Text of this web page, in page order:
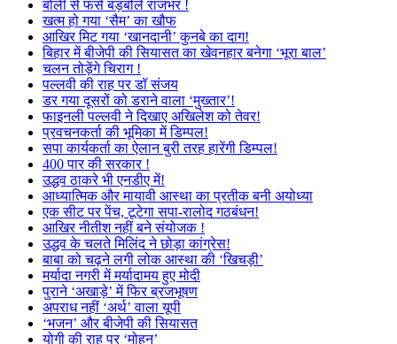
बोली से फंसे बड़बोले राजभर !
खत्म हो गया ‘सैम’ का खौफ
आखिर मिट गया ‘खानदानी’ कुनबे का दाग!
बिहार में बीजेपी की सियासत का खेवनहार बनेगा ‘भूरा बाल’
चलन तोड़ेंगे चिराग !
पल्लवी की राह पर डॉ संजय
डर गया दूसरों को डराने वाला ‘मुख्तार’!
फाइनली पल्लवी ने दिखाए अखिलेश को तेवर!
प्रवचनकर्ता की भूमिका में डिम्पल!
सपा कार्यकर्ता का ऐलान बुरी तरह हारेंगी डिम्पल!
400 पार की सरकार !
उद्धव ठाकरे भी एनडीए में!
आध्यात्मिक और मायावी आस्था का प्रतीक बनी अयोध्या
एक सीट पर पेंच, टूटेगा सपा-रालोद गठबंधन!
आखिर नीतीश नहीं बने संयोजक !
उद्धव के चलते मिलिंद ने छोड़ा कांग्रेस!
बाबा को चढ़ने लगी लोक आस्था की ‘खिचड़ी’
मर्यादा नगरी में मर्यादामय हुए मोदी
पुराने ‘अखाड़े’ में फिर ब्रजभूषण
अपराध नहीं ‘अर्थ’ वाला यूपी
‘भजन’ और बीजेपी की सियासत
योगी की राह पर ‘मोहन’